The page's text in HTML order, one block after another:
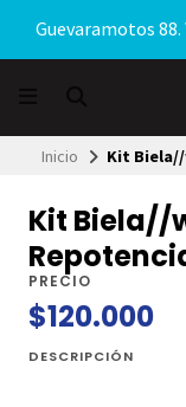
Guevaramotos 88.
Inicio Kit
Kit Biela//
PRECIO
$120.000
DESCRIPCIÓN